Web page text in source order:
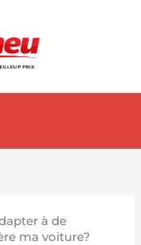
à de
ma voiture?